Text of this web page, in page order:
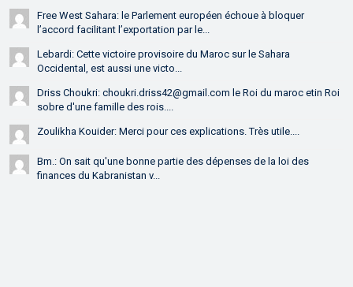
Free West Sahara: le Parlement européen échoue à bloquer
l’accord facilitant l’exportation par le...
Lebardi: Cette victoire provisoire du Maroc sur le Sahara
Occidental, est aussi une victo...
Driss Choukri: choukri.driss42@gmail.com le Roi du maroc etin Roi
sobre d'une famille des rois....
Zoulikha Kouider: Merci pour ces explications. Très utile....
Bm.: On sait qu'une bonne partie des dépenses de la loi des
finances du Kabranistan v...